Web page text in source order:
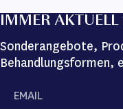
IMMER AKTUELL
Sonderangebote,
Behandlungsformen,